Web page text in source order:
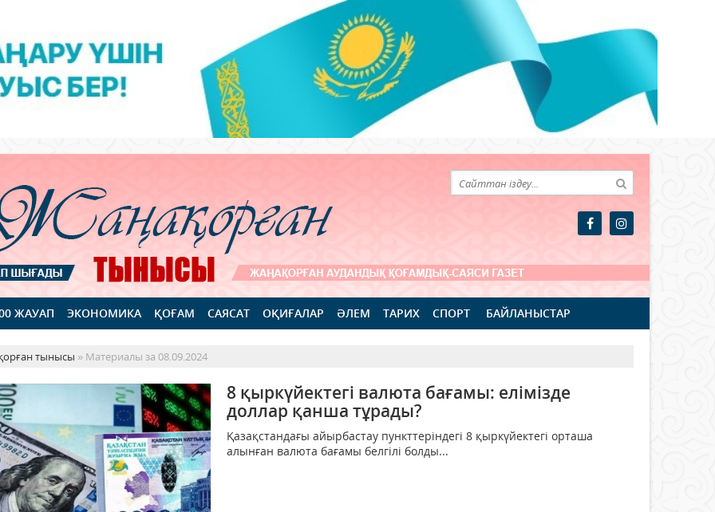
ЖАУАП ЭКОНОМИКА ҚОҒАМ САЯСАТ ОҚИҒАЛАР ӘЛЕМ ТАРИХ СПОРТ БАЙЛАНЫСТАР
тынысы » Материалы за 08.09.2024
8 қыркүйектегі валюта бағамы: елімізде
доллар қанша тұрады?
Қазақстандағы айырбастау пункттеріндегі 8 қыркүйектегі орташа
алынған валюта бағамы белгілі болды...